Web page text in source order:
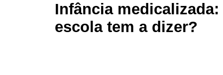
Infância medicalizada:
escola tem a dizer?